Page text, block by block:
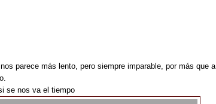
parece más lento, pero siempre imparable, por más que a
se nos va el tiempo